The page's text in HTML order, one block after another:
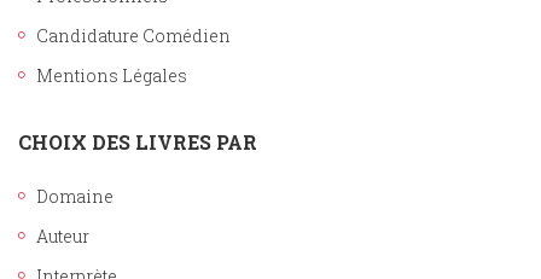
Candidature Comédien
Mentions Légales
CHOIX DES LIVRES PAR
Domaine
Auteur